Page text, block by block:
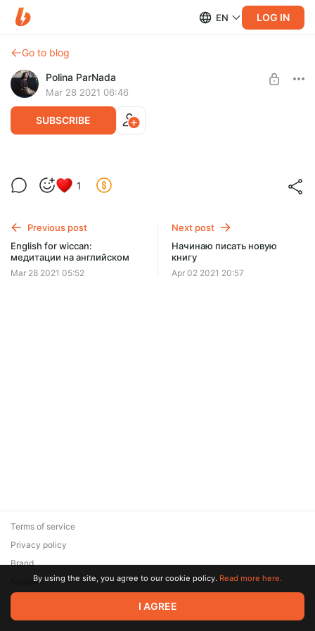
EN LOG IN
Go to blog
Polina ParNada
Mar 28 2021 06:46
SUBSCRIBE
Магия и русский язык
Я тут недавно задумалась как владение собственно
языком (в смысле умением говорит
SUBSCRIBE
1
Previous post
English for wiccan:
медитации на английском
Mar 28 2021 05:52
Next post
Начинаю писать новую
книгу
Apr 02 2021 20:57
© 2026 Zaya Solutions Limited. All rights reserved. All trademarks
are the property of their respective owners.
Terms of service
Privacy policy
Brand
SupportBy using the site, you agree to our cookie policy. Read more here.
I AGREE